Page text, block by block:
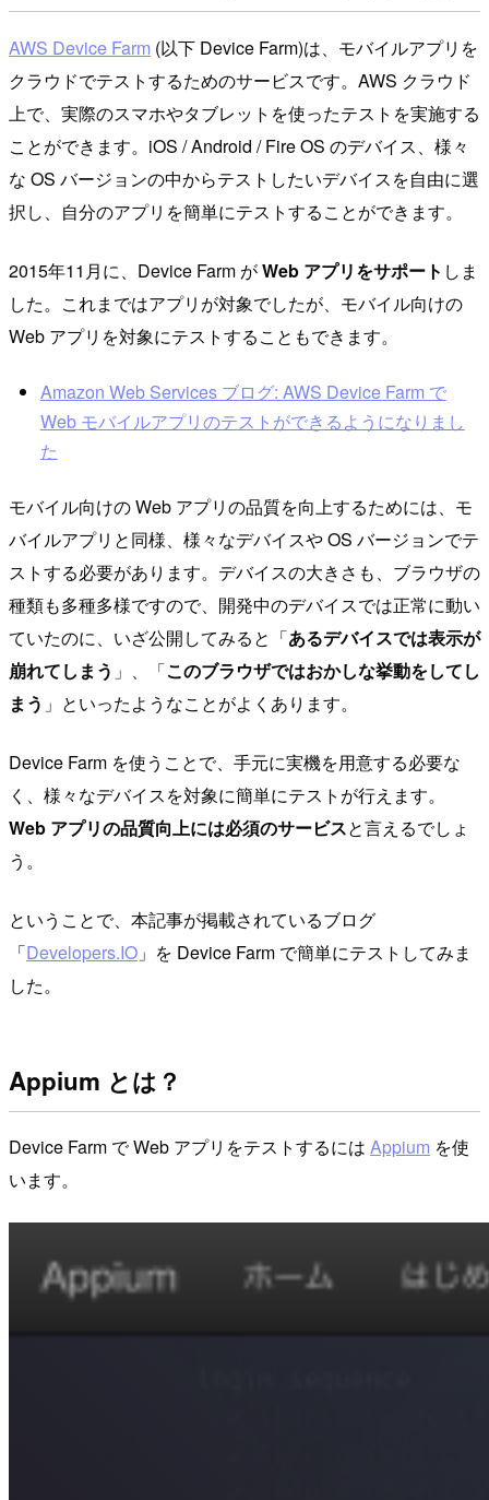
AWS Device Farm (以下 Device Farm)は、モバイルアプリを
クラウドでテストするためのサービスです。AWS クラウド
上で、実際のスマホやタブレットを使ったテストを実施する
ことができます。iOS / Android / Fire OS のデバイス、様々
な OS バージョンの中からテストしたいデバイスを自由に選
択し、自分のアプリを簡単にテストすることができます。
2015年11月に、Device Farm がWeb アプリをサポート しま
した。これまではアプリが対象でしたが、モバイル向けの
Web アプリを対象にテストすることもできます。
Amazon Web Services ブログ: AWS Device Farm で
Web モバイルアプリのテストができるようになりまし
た
モバイル向けの Web アプリの品質を向上するためには、モ
バイルアプリと同様、様々なデバイスや OS バージョンでテ
ストする必要があります。デバイスの大きさも、ブラウザの
種類も多種多様ですので、開発中のデバイスでは正常に動い
ていたのに、いざ公開してみると「あるデバイスでは表示が
崩れてしまう 」、「このブラウザではおかしな挙動をしてし
まう 」といったようなことがよくあります。
Device Farm を使うことで、手元に実機を用意する必要な
く、様々なデバイスを対象に簡単にテストが行えます。
Web アプリの品質向上には必須のサービスと言えるでしょ
う。
ということで、本記事が掲載されているブログ
「Developers.IO 」を Device Farm で簡単にテストしてみま
した。
Appium とは？
Device Farm で Web アプリをテストするには Appium を使
います。